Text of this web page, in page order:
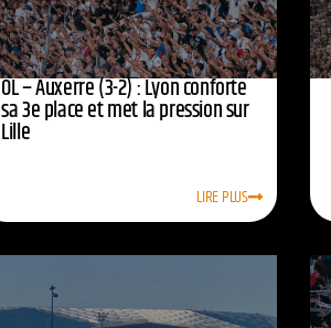
OL – Auxerre (3-2) : Lyon conforte
sa 3e place et met la pression sur
Lille
LIRE PLUS